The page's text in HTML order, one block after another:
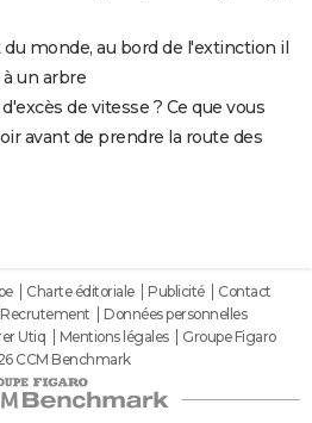
monde, au bord de l'extinction il
à un arbre
de vitesse ? Ce que vous
avant de prendre la route des
Charte éditoriale Publicité
Contact
Recrutement
Données personnelles
Utiq Mentions légales
Groupe Figaro
CCM Benchmark